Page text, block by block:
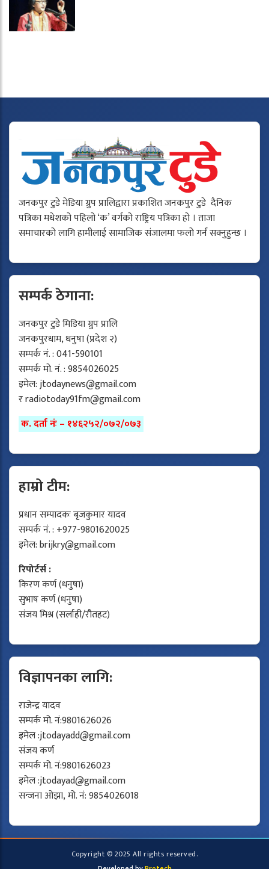
जनकपुर टुडे मेडिया ग्रुप प्रालिद्वारा प्रकाशित जनकपुर टुडे दैनिक
पत्रिका मधेशको पहिलो ‘क’ वर्गको राष्ट्रिय पत्रिका हो । ताजा
समाचारको लागि हामीलाई सामाजिक संजालमा फलो गर्न सक्नुहुन्छ ।
सम्पर्क ठेगाना:
जनकपुर टुडे मिडिया ग्रुप प्रालि
जनकपुरधाम, धनुषा (प्रदेश २)
सम्पर्क नं. : 041-590101
सम्पर्क मो. नं. : 9854026025
इमेल:jtodaynews@gmail.com
रradiotoday91fm@gmail.com
क. दर्ता नंः – १४६२५२/०७२/०७३
हाम्रो टीम:
प्रधान सम्पादकः बृजकुमार यादव
सम्पर्क नं. : +977-9801620025
इमेल:brijkry@gmail.com
रिपोर्टर्स :
किरण कर्ण (धनुषा)
सुभाष कर्ण (धनुषा)
संजय मिश्र (सर्लाही/रौतहट)
विज्ञापनका लागि:
राजेन्द्र यादव
सम्पर्क मो. नं:9801626026
इमेल :jtodayadd@gmail.com
संजय कर्ण
सम्पर्क मो. नं:9801626023
इमेल :jtodayad@gmail.com
सन्जना ओझा, मो. नं: 9854026018
Copyright © 2025 All rights reserved.